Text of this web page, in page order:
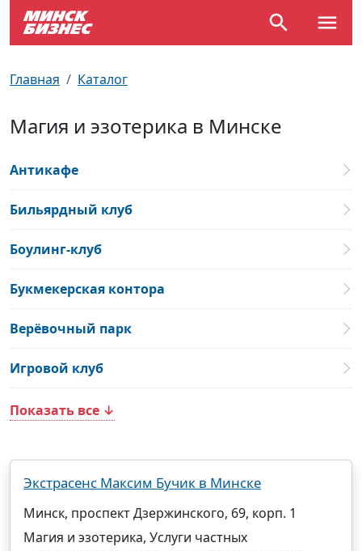
Главная Каталог
Магия и эзотерика в Минске
Антикафе
Бильярдный клуб
Боулинг-клуб
Букмекерская контора
Верёвочный парк
Игровой клуб
Показать все ↓
Экстрасенс Максим Бучик в Минске
Минск, проспект Дзержинского, 69, корп. 1
Магия и эзотерика, Услуги частных